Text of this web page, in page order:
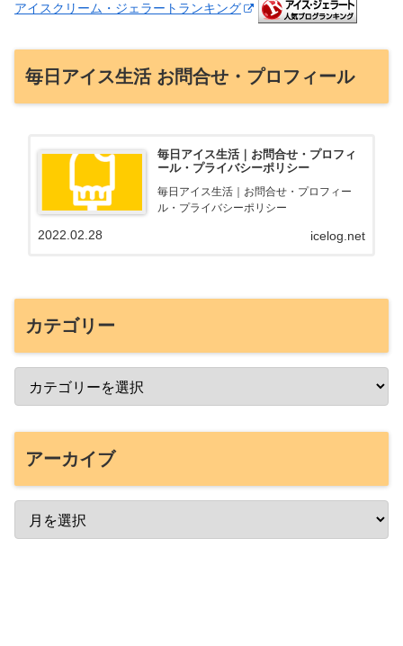
アイスクリーム・ジェラートランキング
毎日アイス生活 お問合せ・プロフィール
毎日アイス生活｜お問合せ・プロフィ
ール・プライバシーポリシー
毎日アイス生活｜お問合せ・プロフィー
ル・プライバシーポリシー
icelog.net
2022.02.28
カテゴリー
アーカイブ